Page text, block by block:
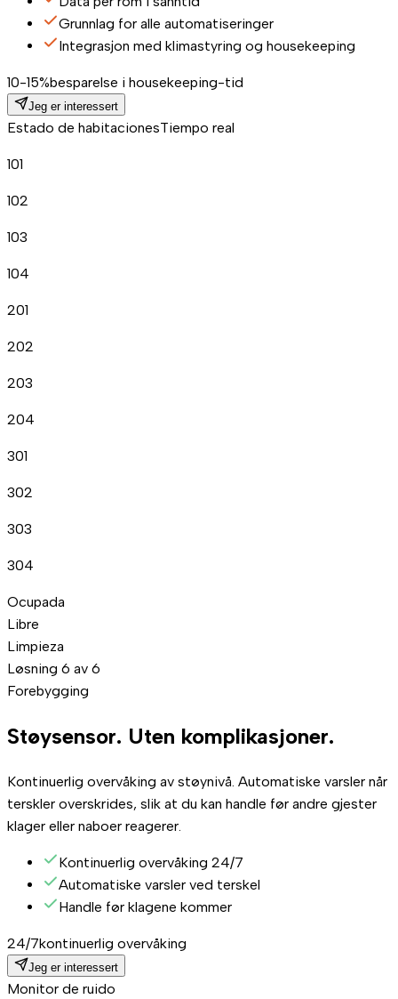
Grunnlag for alle automatiseringer
Integrasjon med klimastyring og housekeeping
10-15%besparelse i housekeeping-tid
Jeg er interessert
Estado de habitacionesTiempo real
101
102
103
104
201
202
203
204
301
302
303
304
Ocupada
Libre
Limpieza
Løsning 6 av 6
Forebygging
Støysensor. Uten komplikasjoner.
Kontinuerlig overvåking av støynivå. Automatiske varsler når
terskler overskrides, slik at du kan handle før andre gjester
klager eller naboer reagerer.
Kontinuerlig overvåking 24/7
Automatiske varsler ved terskel
Handle før klagene kommer
24/7kontinuerlig overvåking
Jeg er interessert
Monitor de ruido